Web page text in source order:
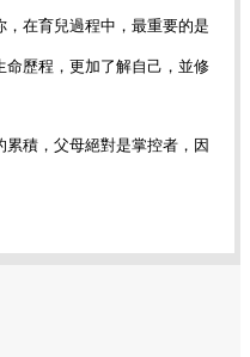
，在育兒過程中，最重要的是
命歷程，更加了解自己，並修
積，父母絕對是掌控者，因